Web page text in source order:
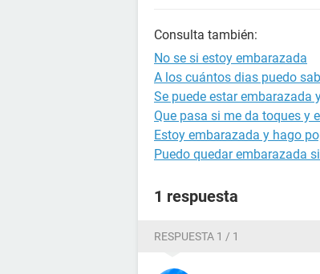
Consulta también:
No se si estoy embarazada
A los cuántos dias puedo
Se puede estar embarazada
Que pasa si me da toques y
Estoy embarazada y hago
Puedo quedar embarazada
1 respuesta
RESPUESTA 1 / 1